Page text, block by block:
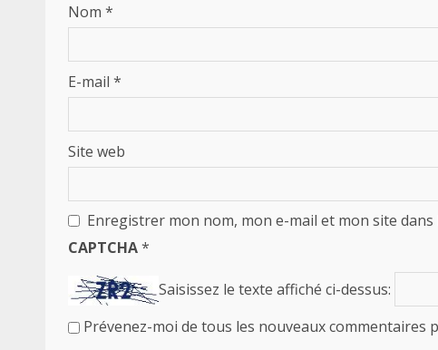
Nom *
E-mail *
Site web
Enregistrer mon nom, mon e-mail et mon site
CAPTCHA*
Saisissez le texte affiché ci-dessus:
Prévenez-moi de tous les nouveaux commentaires